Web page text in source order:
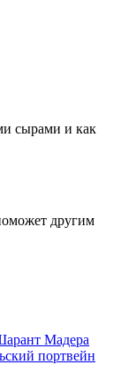
сырами и как
другим
Мадера
портвейн